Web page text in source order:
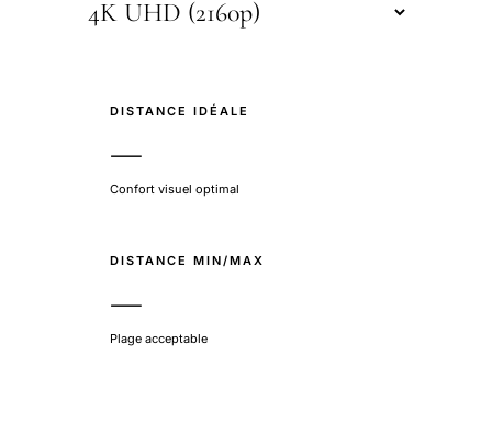
DISTANCE IDÉALE
—
Confort visuel optimal
DISTANCE MIN/MAX
—
Plage acceptable